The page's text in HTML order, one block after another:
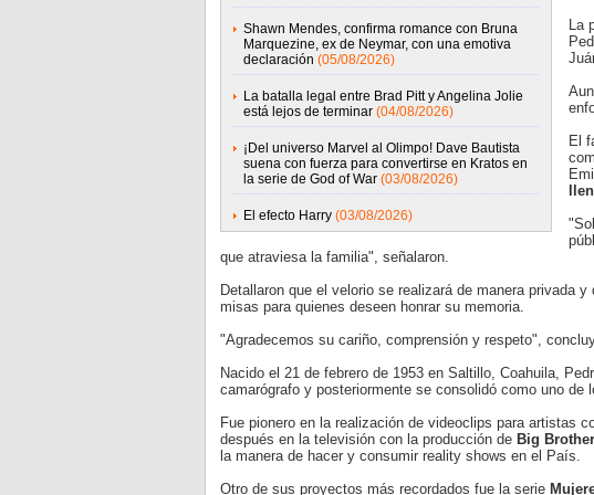
Shawn Mendes, confirma romance con Bruna
Marquezine, ex de Neymar, con una emotiva
declaración (05/08/2026)
La batalla legal entre Brad Pitt y Angelina Jolie
está lejos de terminar (04/08/2026)
¡Del universo Marvel al Olimpo! Dave Bautista
suena con fuerza para convertirse en Kratos en
la serie de God of War (03/08/2026)
El efecto Harry (03/08/2026)
La
El
que atraviesa la familia", señalaron.
Detallaron que el velorio se realizará de manera privada
misas para quienes deseen honrar su memoria.
"Agradecemos su cariño, comprensión y respeto",
Nacido el 21 de febrero de 1953 en Saltillo, Coahuila,
camarógrafo y posteriormente se consolidó como uno
Fue pionero en la realización de videoclips para artistas
después en la televisión con la producción de Big
la manera de hacer y consumir reality shows en el País.
Otro de sus proyectos más recordados fue la serie